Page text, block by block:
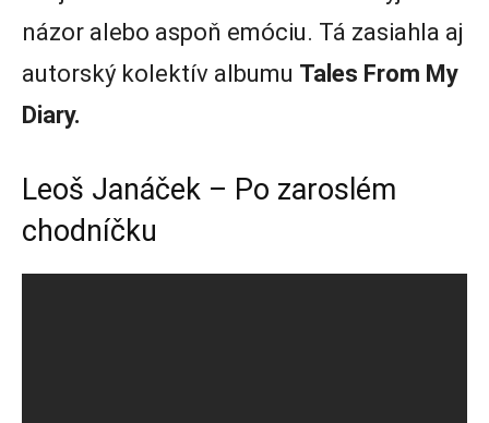
názor alebo aspoň emóciu. Tá zasiahla aj
autorský kolektív albumu Tales From My
Diary.
Leoš Janáček – Po zaroslém
chodníčku